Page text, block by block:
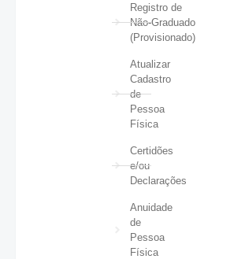
Registro de
Não-Graduado
(Provisionado)
Atualizar
Cadastro
de
Pessoa
Física
Certidões
e/ou
Declarações
Anuidade
de
Pessoa
Física